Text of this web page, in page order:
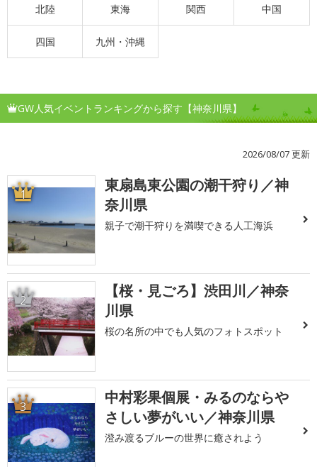
北陸 東海 関西 中国
四国 九州・沖縄
GW人気イベントランキングから探す【神奈川県】
2026/08/07 更新
1
東扇島東公園の潮干狩り／神
奈川県
親子で潮干狩りを満喫できる人工海浜
2
【桜・見ごろ】渋田川／神奈
川県
桜の名所の中でも人気のフォトスポット
3
中村彩果個展・みるのならや
さしい夢がいい／神奈川県
澄み渡るブルーの世界に癒されよう